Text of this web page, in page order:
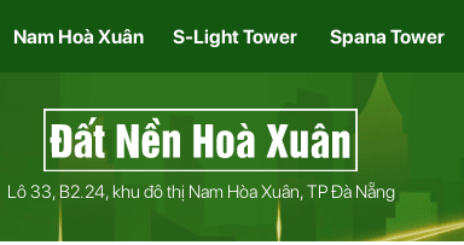
Lô 33, B2.24, khu đô thị Nam Hòa Xuân, TP Đà Nẵng
Nam Hoà Xuân S-Light Tower Spana Tower